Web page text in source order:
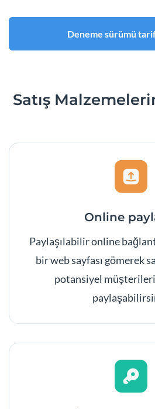
Deneme sürümü
Satış
Online
Paylaşılabilir online
bir web sayfası gömerek
potansiyel